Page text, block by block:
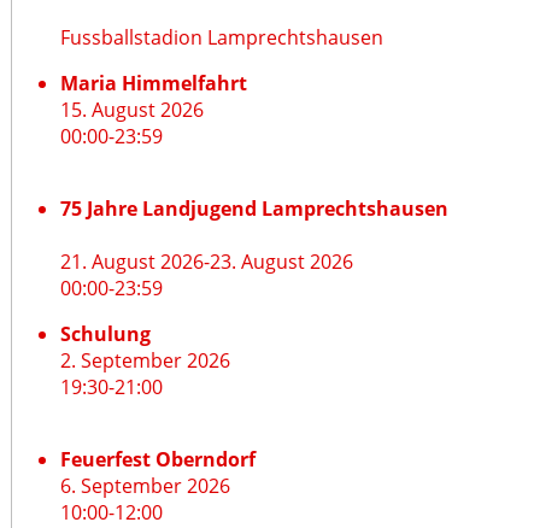
Fussballstadion Lamprechtshausen
Maria Himmelfahrt
15. August 2026
00:00-23:59
75 Jahre Landjugend Lamprechtshausen
21. August 2026-23. August 2026
00:00-23:59
Schulung
2. September 2026
19:30-21:00
Feuerfest Oberndorf
6. September 2026
10:00-12:00